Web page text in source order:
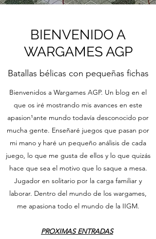
BIENVENIDO A
WARGAMES AGP
Batallas bélicas con pequeñas fichas
Bienvenidos a Wargames AGP. Un blog en el
que os iré mostrando mis avances en este
apasion¹ante mundo todavía desconocido por
mucha gente. Enseñaré juegos que pasan por
mi mano y haré un pequeño análisis de cada
juego, lo que me gusta de ellos y lo que quizás
hace que sea el motivo que lo saque a mesa.
Jugador en solitario por la carga familiar y
laborar. Dentro del mundo de los wargames,
me apasiona todo el mundo de la IIGM.
PROXIMAS ENTRADAS